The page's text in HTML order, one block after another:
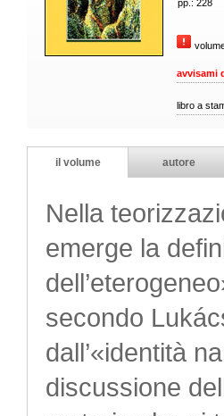
pp.: 228
avvisami
libro a
il volume autore
Nella
emerge la
secondo
dall’«identità
discussione